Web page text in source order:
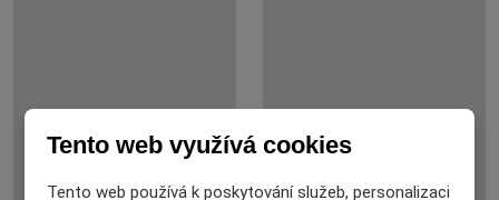
Tento web využívá cookies
Tento web používá k poskytování služeb, personalizaci